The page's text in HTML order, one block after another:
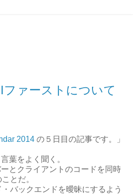
ファーストについて
2014 の５日目の記事です。」
葉をよく聞く。
とクライアントのコードを同時
とだ。
バックエンドを曖昧にするよう